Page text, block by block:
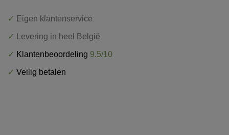
✓ Eigen klantenservice
✓ Levering in heel België
✓ Klantenbeoordeling 9.5/10
✓ Veilig betalen